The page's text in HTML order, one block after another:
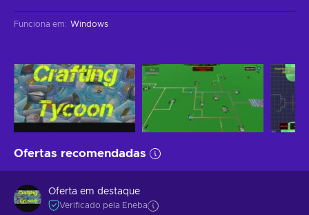
Funciona em: Windows
Ofertas recomendadas
Oferta em destaque
Verificado pela Eneba